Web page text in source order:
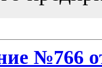
№766